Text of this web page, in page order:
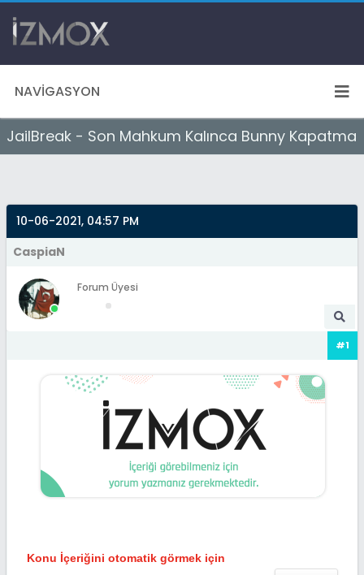
NAVIGASYON
JailBreak - Son Mahkum Kalınca Bunny Kapatma
10-06-2021, 04:57 PM
CaspiaN
Forum Üyesi
#1
Konu İçeriğini otomatik görmek için